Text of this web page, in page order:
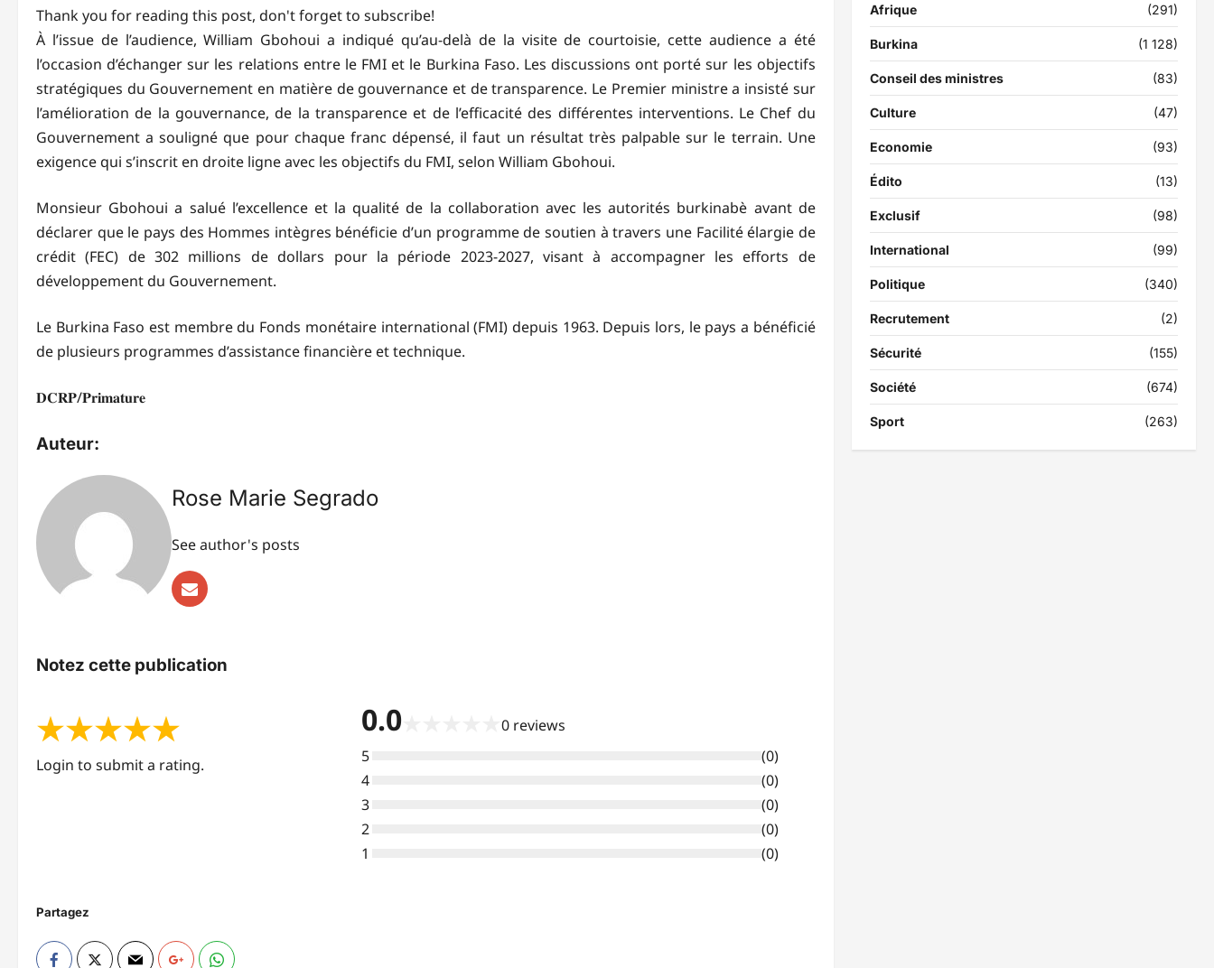
Thank you for reading this post, don't forget to subscribe!
À l’issue de l’audience, William Gbohoui a indiqué qu’au-delà de la visite de courtoisie, cette audience a été
l’occasion d’échanger sur les relations entre le FMI et le Burkina Faso. Les discussions ont porté sur les objectifs
stratégiques du Gouvernement en matière de gouvernance et de transparence. Le Premier ministre a insisté sur
l’amélioration de la gouvernance, de la transparence et de l’efficacité des différentes interventions. Le Chef du
Gouvernement a souligné que pour chaque franc dépensé, il faut un résultat très palpable sur le terrain. Une
exigence qui s’inscrit en droite ligne avec les objectifs du FMI, selon William Gbohoui.
Monsieur Gbohoui a salué l’excellence et la qualité de la collaboration avec les autorités burkinabè avant de
déclarer que le pays des Hommes intègres bénéficie d’un programme de soutien à travers une Facilité élargie de
crédit (FEC) de 302 millions de dollars pour la période 2023-2027, visant à accompagner les efforts de
développement du Gouvernement.
Le Burkina Faso est membre du Fonds monétaire international (FMI) depuis 1963. Depuis lors, le pays a bénéficié
de plusieurs programmes d’assistance financière et technique.
𝐃𝐂𝐑𝐏/𝐏𝐫𝐢𝐦𝐚𝐭𝐮𝐫𝐞
Auteur:
Rose Marie Segrado
See author's posts
Notez cette publication
★★★★★
Login to submit a rating.
0.0★ 0 reviews
5
(0)
4
(0)
3
(0)
2
(0)
1
(0)
Partagez
Afrique (291)
Burkina (1 128)
Conseil des ministres (83)
Culture (47)
Economie (93)
Édito (13)
Exclusif (98)
International (99)
Politique (340)
Recrutement (2)
Sécurité (155)
Société (674)
Sport (263)